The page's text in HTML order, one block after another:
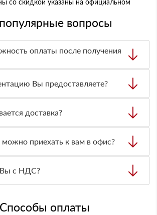
вопросы
оплаты после получения
получения товара. При этом, если
был ненадлежащего качества, то
отказаться.
Вы предоставляете?
качества, а также товарно-
доставка?
для уточнения деталей заказа.
заявку нашему логисту для оценки
доставки, которые впоследствии и
можно приехать к вам в офис?
пер., 12Б, офис 215 Режим
Вы с НДС?
Способы оплаты